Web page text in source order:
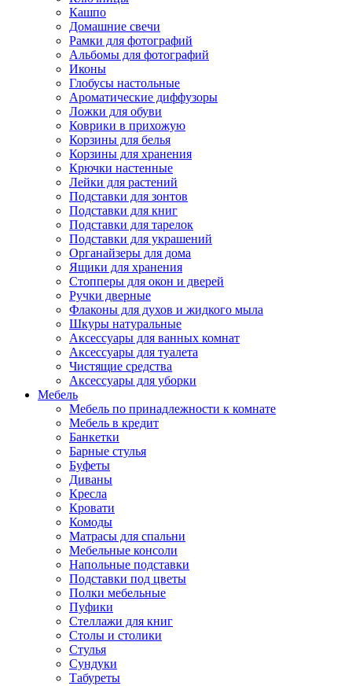
Кашпо
Домашние свечи
Рамки для фотографий
Альбомы для фотографий
Иконы
Глобусы настольные
Ароматические диффузоры
Ложки для обуви
Коврики в прихожую
Корзины для белья
Корзины для хранения
Крючки настенные
Лейки для растений
Подставки для зонтов
Подставки для книг
Подставки для тарелок
Подставки для украшений
Органайзеры для дома
Ящики для хранения
Стопперы для окон и дверей
Ручки дверные
Флаконы для духов и жидкого мыла
Шкуры натуральные
Аксессуары для ванных комнат
Аксессуары для туалета
Чистящие средства
Аксессуары для уборки
Мебель
Мебель по принадлежности к комнате
Мебель в кредит
Банкетки
Барные стулья
Буфеты
Диваны
Кресла
Кровати
Комоды
Матрасы для спальни
Мебельные консоли
Напольные подставки
Подставки под цветы
Полки мебельные
Пуфики
Стеллажи для книг
Столы и столики
Стулья
Сундуки
Табуреты